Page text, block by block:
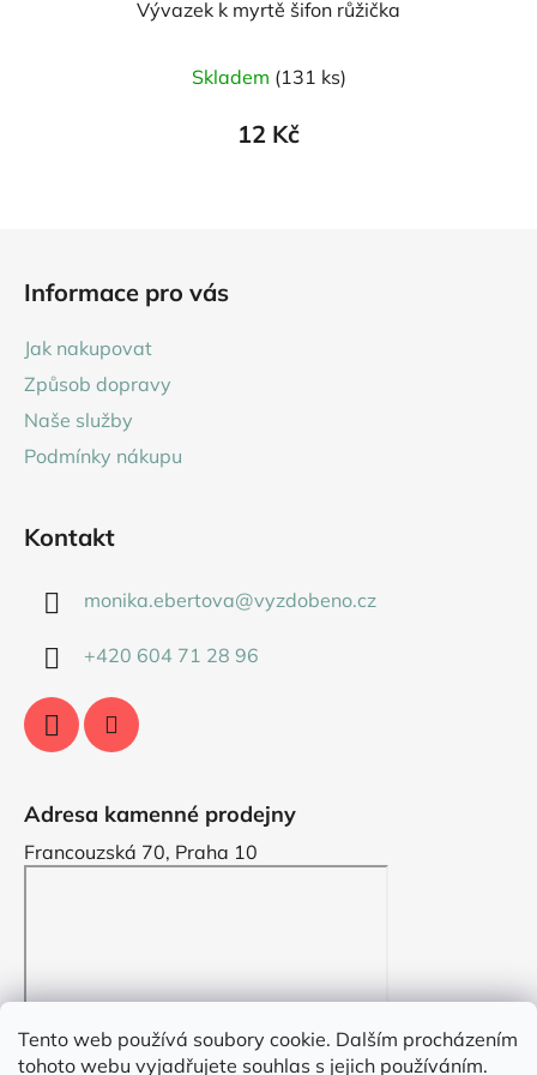
Tento web používá soubory cookie. Dalším procházením
tohoto webu vyjadřujete souhlas s jejich používáním.
Vývazek k myrtě šifon růžička
Skladem (131 ks)
12 Kč
Informace pro vás
Jak nakupovat
Způsob dopravy
Naše služby
Podmínky nákupu
Kontakt
monika.ebertova@vyzdobeno.cz
+420 604 71 28 96
Adresa kamenné prodejny
Francouzská 70, Praha 10